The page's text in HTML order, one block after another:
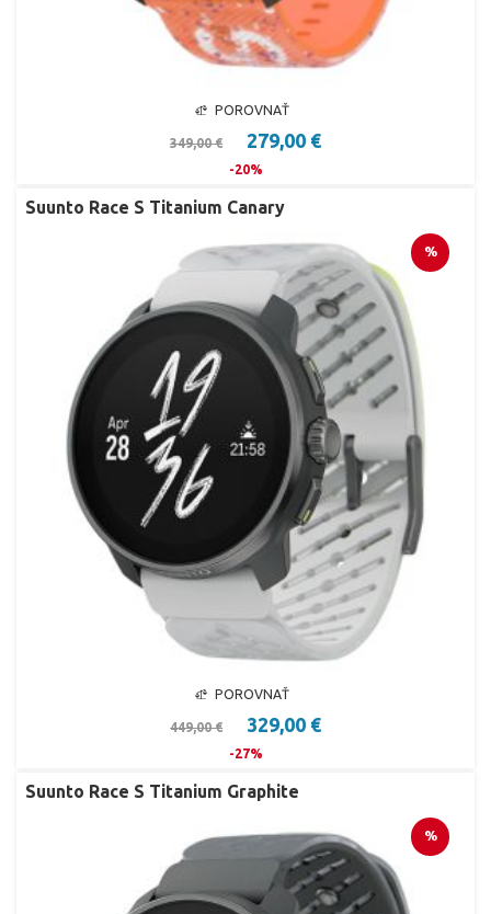
POROVNAŤ
349,00 € 279,00 €
-20%
Suunto Race S Titanium Canary
%
POROVNAŤ
449,00 € 329,00 €
-27%
Suunto Race S Titanium Graphite
%